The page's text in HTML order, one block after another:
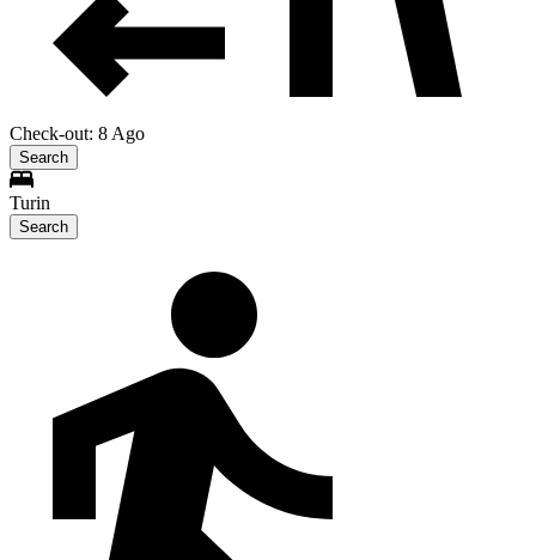
Check-out: 8 Ago
Search
Turin
Search